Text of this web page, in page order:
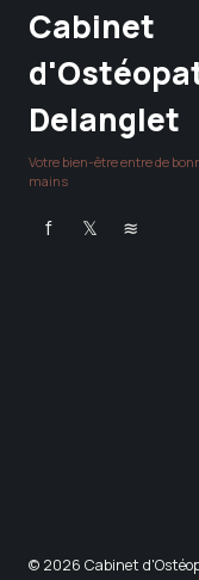
Cabinet
Delanglet
Votre bien-être entre de
mains
f 𝕏 ≋
© 2026 Cabinet